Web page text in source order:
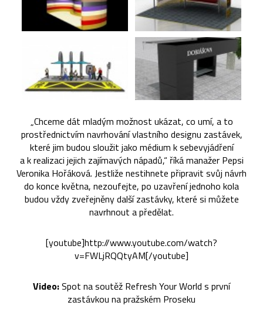
„Chceme dát mladým možnost ukázat, co umí, a to
prostřednictvím navrhování vlastního designu zastávek,
které jim budou sloužit jako médium k sebevyjádření
a k realizaci jejich zajímavých nápadů,“ říká manažer Pepsi
Veronika Hořáková. Jestliže nestihnete připravit svůj návrh
do konce května, nezoufejte, po uzavření jednoho kola
budou vždy zveřejněny další zastávky, které si můžete
navrhnout a předělat.
[youtube]http://www.youtube.com/watch?
v=FWLjRQQtyAM[/youtube]
Video:Spot na soutěž Refresh Your World s první
zastávkou na pražském Proseku